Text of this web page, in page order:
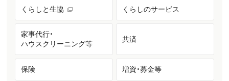
くらしと生協 くらしのサービス
家事代行・
ハウスクリーニング等
共済
保険 増資・募金等